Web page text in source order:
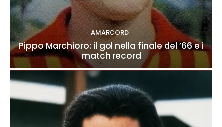
AMARCORD
Pippo Marchioro: il gol nella finale del ’66 e i
match record